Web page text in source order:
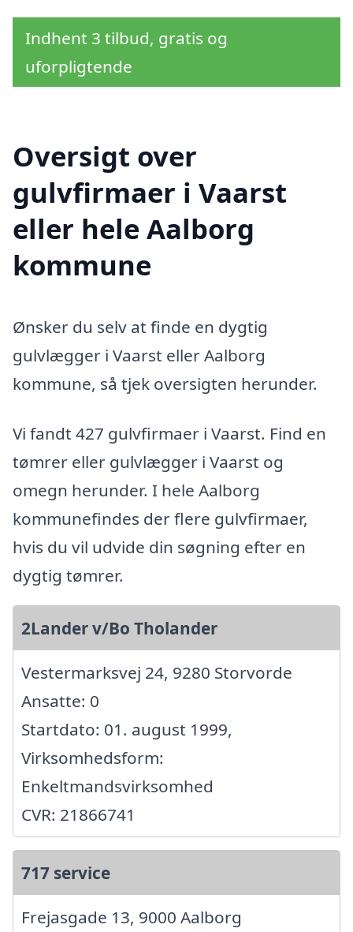
Indhent 3 tilbud, gratis og
uforpligtende
Oversigt over
gulvfirmaer i Vaarst
eller hele Aalborg
kommune
Ønsker du selv at finde en dygtig
gulvlægger i Vaarst eller Aalborg
kommune, så tjek oversigten herunder.
Vi fandt 427 gulvfirmaer i Vaarst. Find en
tømrer eller gulvlægger i Vaarst og
omegn herunder. I hele Aalborg
kommunefindes der flere gulvfirmaer,
hvis du vil udvide din søgning efter en
dygtig tømrer.
2Lander v/Bo Tholander
Vestermarksvej 24, 9280 Storvorde
Ansatte: 0
Startdato: 01. august 1999,
Virksomhedsform:
Enkeltmandsvirksomhed
CVR: 21866741
717 service
Frejasgade 13, 9000 Aalborg